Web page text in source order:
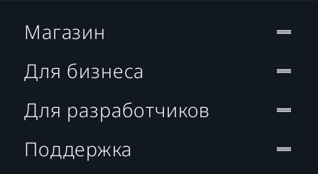
Магазин
Для бизнеса
Для разработчиков
Поддержка